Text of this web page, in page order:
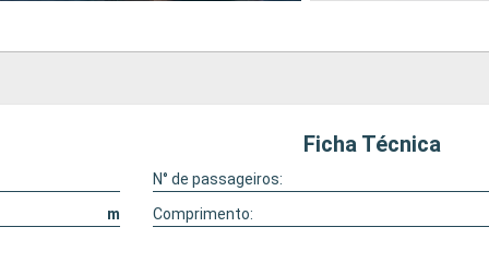
Ficha Técnica
N° de passageiros:
m Comprimento: